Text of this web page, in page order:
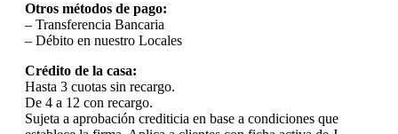
Otros métodos de pago:
– Transferencia Bancaria
– Débito en nuestro Locales
Crédito de la casa:
Hasta 3 cuotas sin recargo.
De 4 a 12 con recargo.
Sujeta a aprobación crediticia en base a condiciones que